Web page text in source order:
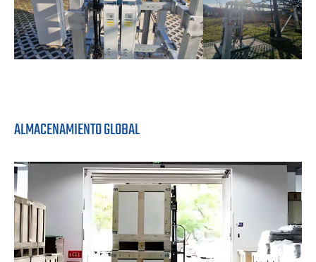
ALMACENAMIENTO GLOBAL